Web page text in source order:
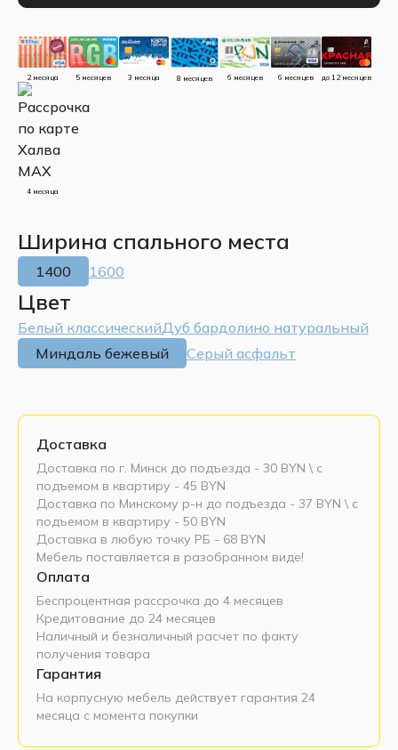
2 месяца 5 месяцев 3 месяца 8 месяцев 6 месяцев 6 месяцев до 12 месяцев
4 месяца
Ширина спального места
1400 1600
Цвет
Белый классическийДуб бардолино натуральный
Миндаль бежевый
Серый асфальт
Доставка
Доставка по г. Минск до подъезда - 30 BYN \ c
подъемом в квартиру - 45 BYN
Доставка по Минскому р-н до подъезда - 37 BYN \ c
подъемом в квартиру - 50 BYN
Доставка в любую точку РБ - 68 BYN
Мебель поставляется в разобранном виде!
Оплата
Беспроцентная рассрочка до 4 месяцев
Кредитование до 24 месяцев
Наличный и безналичный расчет по факту
получения товара
Гарантия
На корпусную мебель действует гарантия 24
месяца с момента покупки